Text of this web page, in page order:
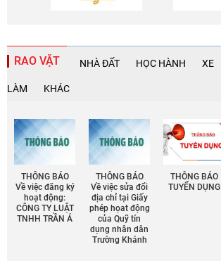
RAO VẶT NHÀ ĐẤT HỌC HÀNH XE
LÀM KHÁC
THÔNG BÁO
Về việc đăng ký
hoạt động:
CÔNG TY LUẬT
TNHH TRẦN Á
THÔNG BÁO
Về việc sửa đổi
địa chỉ tại Giấy
phép họat động
của Quỹ tín
dụng nhân dân
Trường Khánh
THÔNG BÁO
TUYỂN DỤNG